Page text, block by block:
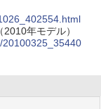
年モデル）
20100325_35440